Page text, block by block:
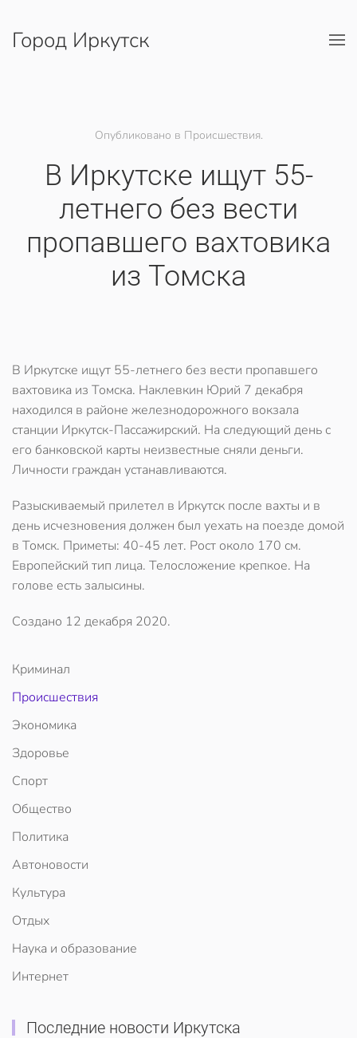
Перейти к содержимому
Город Иркутск
Опубликовано в Происшествия.
​В Иркутске ищут 55-
летнего без вести
пропавшего вахтовика
из Томска
В Иркутске ищут 55-летнего без вести пропавшего
вахтовика из Томска. Наклевкин Юрий 7 декабря
находился в районе железнодорожного вокзала
станции Иркутск-Пассажирский. На следующий день с
его банковской карты неизвестные сняли деньги.
Личности граждан устанавливаются.
Разыскиваемый прилетел в Иркутск после вахты и в
день исчезновения должен был уехать на поезде домой
в Томск. Приметы: 40-45 лет. Рост около 170 см.
Европейский тип лица. Телосложение крепкое. На
голове есть залысины.
Создано 12 декабря 2020.
Криминал
Происшествия
Экономика
Здоровье
Спорт
Общество
Политика
Автоновости
Культура
Отдых
Наука и образование
Интернет
Последние новости Иркутска